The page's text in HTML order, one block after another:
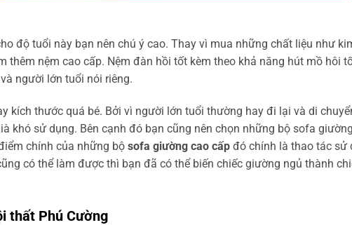
độ tuổi này bạn nên chú ý cao. Thay vì mua những chất liệu như
thêm nệm cao cấp. Nệm đàn hồi tốt kèm theo khả năng hút mồ hôi
người lớn tuổi nói riêng.
kích thước quá bé. Bởi vì người lớn tuổi thường hay đi lại và di
khó sử dụng. Bên cạnh đó bạn cũng nên chọn những bộ sofa
chính của những bộ sofa giường cao cấp đó chính là thao tác sử
có thể làm được thì bạn đã có thể biến chiếc giường ngủ thành
thất Phú Cường